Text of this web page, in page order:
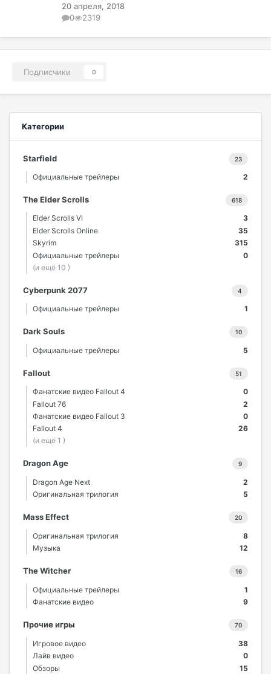
20 апреля, 2018
0
2319
Подписчики 0
Категории
23
Starfield
2
Официальные трейлеры
618
The Elder Scrolls
3
Elder Scrolls VI
35
Elder Scrolls Online
315
Skyrim
0
Официальные трейлеры
(и ещё 10 )
4
Cyberpunk 2077
1
Официальные трейлеры
10
Dark Souls
5
Официальные трейлеры
51
Fallout
0
Фанатские видео Fallout 4
2
Fallout 76
0
Фанатские видео Fallout 3
26
Fallout 4
(и ещё 1 )
9
Dragon Age
2
Dragon Age Next
5
Оригинальная трилогия
20
Mass Effect
8
Оригинальная трилогия
12
Музыка
16
The Witcher
1
Официальные трейлеры
9
Фанатские видео
70
Прочие игры
38
Игровое видео
0
Лайв видео
15
Обзоры